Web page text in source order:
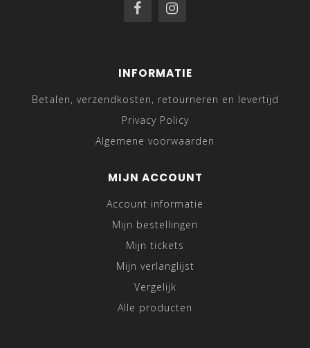
INFORMATIE
Betalen, verzendkosten, retourneren en levertijd
Privacy Policy
Algemene voorwaarden
MIJN ACCOUNT
Account informatie
Mijn bestellingen
Mijn tickets
Mijn verlanglijst
Vergelijk
Alle producten